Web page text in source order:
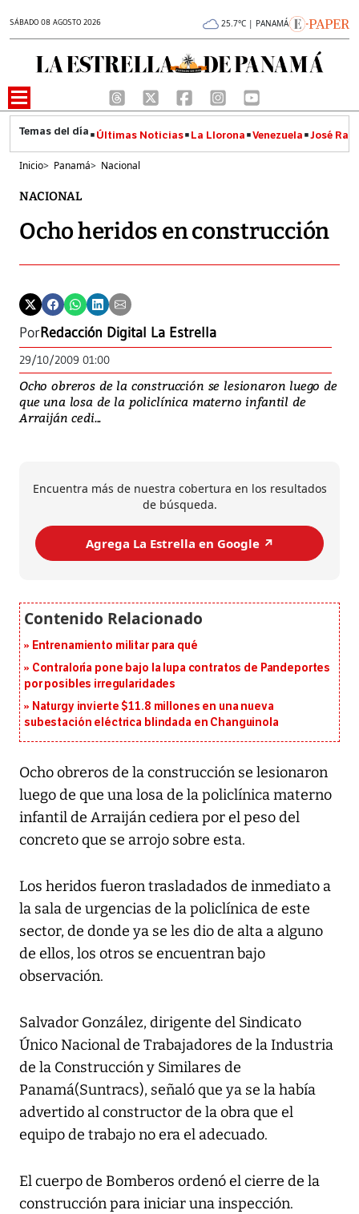
SÁBADO 08 AGOSTO 2026 25.7°C | PANAMÁ
Últimas Noticias La Llorona Venezuela José
Inicio> Panamá> Nacional
NACIONAL
Ocho heridos en construcción
PorRedacción Digital La Estrella
29/10/2009 01:00
Ocho obreros de la construcción se lesionaron luego de
que una losa de la policlínica materno infantil de
Arraiján cedi...
Encuentra más de nuestra cobertura en los resultados
de búsqueda.
Agrega La Estrella en Google ↗️
Entrenamiento militar para qué
Contraloría pone bajo la lupa contratos de Pandeportes
por posibles irregularidades
Naturgy invierte $11.8 millones en una nueva
subestación eléctrica blindada en Changuinola
Ocho obreros de la construcción se lesionaron
luego de que una losa de la policlínica materno
infantil de Arraiján cediera por el peso del
concreto que se arrojo sobre esta.
Los heridos fueron trasladados de inmediato a
la sala de urgencias de la policlínica de este
sector, de donde ya se les dio de alta a alguno
de ellos, los otros se encuentran bajo
observación.
Salvador González, dirigente del Sindicato
Único Nacional de Trabajadores de la Industria
de la Construcción y Similares de
Panamá(Suntracs), señaló que ya se la había
advertido al constructor de la obra que el
equipo de trabajo no era el adecuado.
El cuerpo de Bomberos ordenó el cierre de la
construcción para iniciar una inspección.